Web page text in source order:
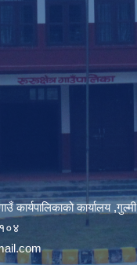
कार्यपालिकाको कार्यालय ,गुल्मी